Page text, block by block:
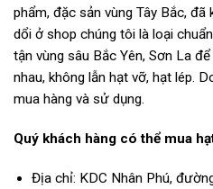
phẩm, đặc sản vùng Tây Bắc, đã
dổi ở shop chúng tôi là loại
tận vùng sâu Bắc Yên, Sơn La
nhau, không lẫn hạt vỡ, hạt lép.
mua hàng và sử dụng.
Quý khách hàng có thể mua
Địa chỉ: KDC Nhân Phú,